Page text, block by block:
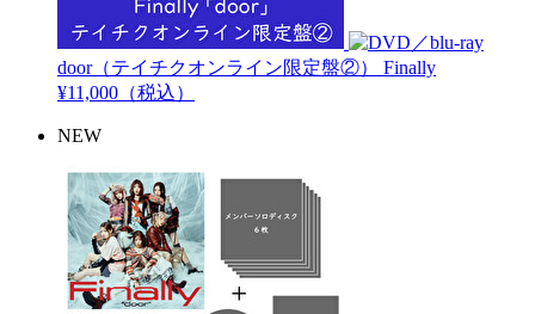
door（テイチクオンライン限定盤②） Finally
¥11,000（税込）
NEW